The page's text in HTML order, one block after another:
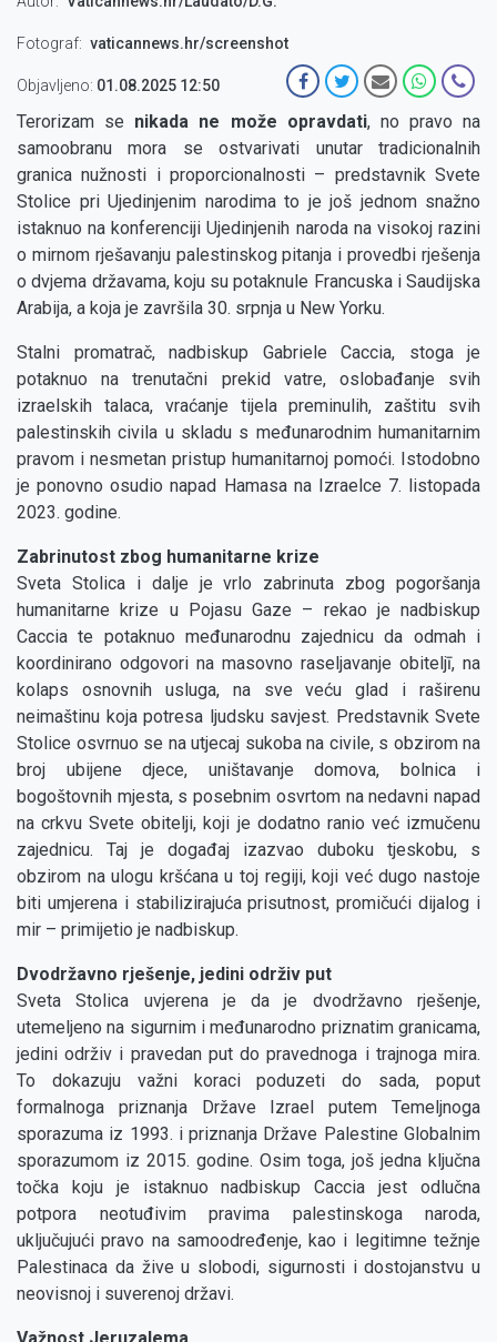
Fotograf vaticannews.hr/screenshot
Objavljeno: 01.08.2025 12:50
Terorizam se nikada ne može opravdati, no pravo na
samoobranu mora se ostvarivati unutar tradicionalnih
granica nužnosti i proporcionalnosti – predstavnik Svete
Stolice pri Ujedinjenim narodima to je još jednom snažno
istaknuo na konferenciji Ujedinjenih naroda na visokoj razini
o mirnom rješavanju palestinskog pitanja i provedbi rješenja
o dvjema državama, koju su potaknule Francuska i Saudijska
Arabija, a koja je završila 30. srpnja u New Yorku.
Stalni promatrač, nadbiskup Gabriele Caccia, stoga je
potaknuo na trenutačni prekid vatre, oslobađanje svih
izraelskih talaca, vraćanje tijela preminulih, zaštitu svih
palestinskih civila u skladu s međunarodnim humanitarnim
pravom i nesmetan pristup humanitarnoj pomoći. Istodobno
je ponovno osudio napad Hamasa na Izraelce 7. listopada
2023. godine.
Zabrinutost zbog humanitarne krize
Sveta Stolica i dalje je vrlo zabrinuta zbog pogoršanja
humanitarne krize u Pojasu Gaze – rekao je nadbiskup
Caccia te potaknuo međunarodnu zajednicu da odmah i
koordinirano odgovori na masovno raseljavanje obiteljī, na
kolaps osnovnih usluga, na sve veću glad i raširenu
neimaštinu koja potresa ljudsku savjest. Predstavnik Svete
Stolice osvrnuo se na utjecaj sukoba na civile, s obzirom na
broj ubijene djece, uništavanje domova, bolnica i
bogoštovnih mjesta, s posebnim osvrtom na nedavni napad
na crkvu Svete obitelji, koji je dodatno ranio već izmučenu
zajednicu. Taj je događaj izazvao duboku tjeskobu, s
obzirom na ulogu kršćana u toj regiji, koji već dugo nastoje
biti umjerena i stabilizirajuća prisutnost, promičući dijalog i
mir – primijetio je nadbiskup.
Dvodržavno rješenje, jedini održiv put
Sveta Stolica uvjerena je da je dvodržavno rješenje,
utemeljeno na sigurnim i međunarodno priznatim granicama,
jedini održiv i pravedan put do pravednoga i trajnoga mira.
To dokazuju važni koraci poduzeti do sada, poput
formalnoga priznanja Države Izrael putem Temeljnoga
sporazuma iz 1993. i priznanja Države Palestine Globalnim
sporazumom iz 2015. godine. Osim toga, još jedna ključna
točka koju je istaknuo nadbiskup Caccia jest odlučna
potpora neotuđivim pravima palestinskoga naroda,
uključujući pravo na samoodređenje, kao i legitimne težnje
Palestinaca da žive u slobodi, sigurnosti i dostojanstvu u
neovisnoj i suverenoj državi.